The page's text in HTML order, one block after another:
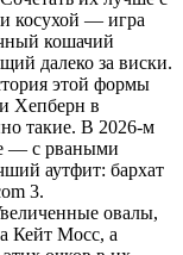
косухой — игра
кошачий
далеко за виски.
этой формы
Хепберн в
такие. В 2026-м
— с рваными
аутфит: бархат
3.
овалы,
Кейт Мосс, а